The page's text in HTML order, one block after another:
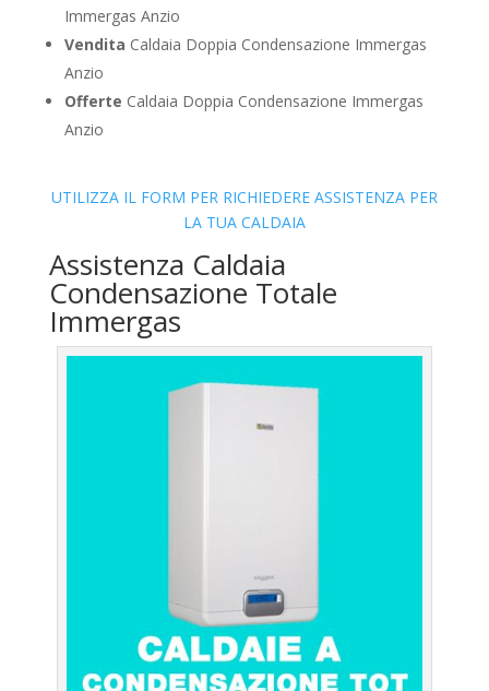
Immergas Anzio
Vendita Caldaia Doppia Condensazione Immergas
Anzio
Offerte Caldaia Doppia Condensazione Immergas
Anzio
UTILIZZA IL FORM PER RICHIEDERE ASSISTENZA PER
LA TUA CALDAIA
Assistenza Caldaia
Condensazione Totale
Immergas